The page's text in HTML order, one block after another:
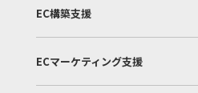
EC構築支援
ECマーケティング支援